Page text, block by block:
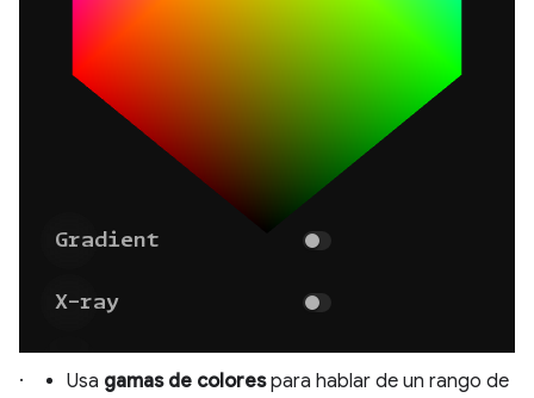
. Usa gamas de colorespara hablar de un rango de